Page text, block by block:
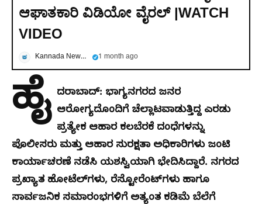
ಆಘಾತಕಾರಿ ವಿಡಿಯೋ ವೈರಲ್ |WATCH
VIDEO
Kannada News Now 1 month ago
ಹೈ ದರಾಬಾದ್: ಭಾಗ್ಯನಗರದ ಜನರ
ಆರೋಗ್ಯದೊಂದಿಗೆ ಚೆಲ್ಲಾಟವಾಡುತ್ತಿದ್ದ ಎರಡು
ಪ್ರತ್ಯೇಕ ಆಹಾರ ಕಲಬೆರಕೆ ದಂಧೆಗಳನ್ನು
ಪೊಲೀಸರು ಮತ್ತು ಆಹಾರ ಸುರಕ್ಷತಾ ಅಧಿಕಾರಿಗಳು ಜಂಟಿ
ಕಾರ್ಯಾಚರಣೆ ನಡೆಸಿ ಯಶಸ್ವಿಯಾಗಿ ಭೇದಿಸಿದ್ದಾರೆ. ನಗರದ
ಪ್ರಖ್ಯಾತ ಹೋಟೆಲ್‌ಗಳು, ರೆಸ್ಟೋರೆಂಟ್‌ಗಳು ಹಾಗೂ
ಸಾರ್ವಜನಿಕ ಸಮಾರಂಭಗಳಿಗೆ ಅತ್ಯಂತ ಕಡಿಮೆ ಬೆಲೆಗೆ